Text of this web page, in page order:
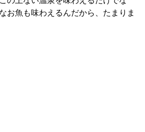
お魚も味わえるんだから、たまりま